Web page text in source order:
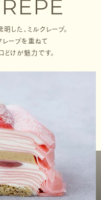
した、ミルクレープ。
ープを重ねて
けが魅力です。